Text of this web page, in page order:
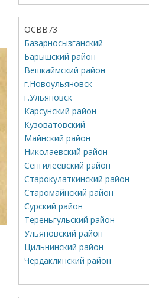
ОСВВ73
Базарносызганский
Барышский район
Вешкаймский район
г.Новоульяновск
г.Ульяновск
Карсунский район
Кузоватовский
Майнский район
Николаевский район
Сенгилеевский район
Старокулаткинский район
Старомайнский район
Сурский район
Тереньгульский район
Ульяновский район
Цильнинский район
Чердаклинский район